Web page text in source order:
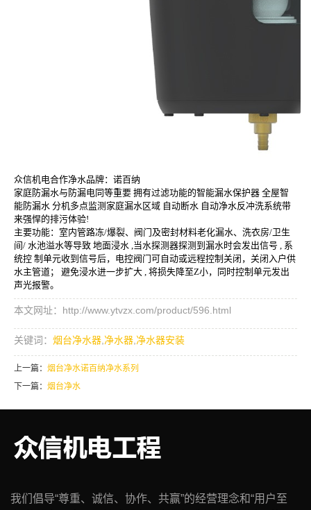
众信机电合作净水品牌：诺百纳
家庭防漏水与防漏电同等重要 拥有过滤功能的智能漏水保护器 全屋智
能防漏水 分机多点监测家庭漏水区域 自动断水 自动净水反冲洗系统带
来强悍的排污体验!
主要功能：室内管路冻/爆裂、阀门及密封材料老化漏水、洗衣房/卫生
间/ 水池溢水等导致 地面浸水 ,当水探测器探测到漏水时会发出信号 , 系
统控 制单元收到信号后，电控阀门可自动或远程控制关闭，关闭入户供
水主管道； 避免浸水进一步扩大 , 将损失降至Z小，同时控制单元发出
声光报警。
本文网址：http://www.ytvzx.com/product/596.html
关键词： 烟台净水器 净水器 净水器安装
上一篇： 烟台净水诺百纳净水系列
下一篇： 烟台净水
我们倡导“尊重、诚信、协作、共赢”的经营理念和“用户至